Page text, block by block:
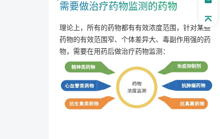
需要做治疗药物监测的药物
理论上，所有的药物都有有效浓度范围，针对某些
药物的有效范围窄、个体差异大、毒副作用强的药
物，需要在用药后做治疗药物监测：